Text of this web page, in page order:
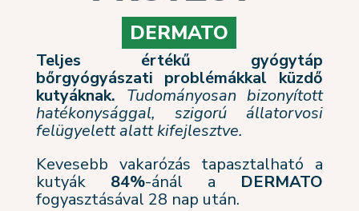
DERMATO
Teljes értékű gyógytáp
bőrgyógyászati problémákkal küzdő
kutyáknak. Tudományosan bizonyított
hatékonysággal, szigorú állatorvosi
felügyelett alatt kifejlesztve.
Kevesebb vakarózás tapasztalható a
kutyák 84%-ánál a DERMATO
fogyasztásával 28 nap után.